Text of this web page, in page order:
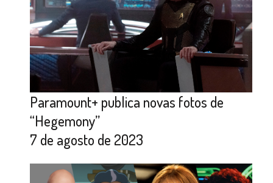
Paramount+ publica novas fotos de
“Hegemony”
7 de agosto de 2023